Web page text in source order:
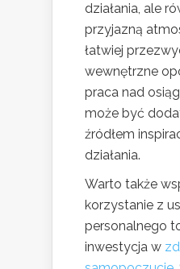
działania, ale
przyjazną
łatwiej
wewnętrzne
praca nad
może być
źródłem
działania.
Warto także
korzystanie z
personalnego
inwestycja w